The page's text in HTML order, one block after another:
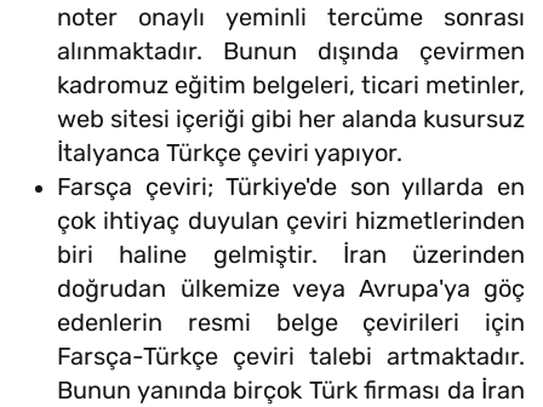
noter onaylı yeminli tercüme sonrası
alınmaktadır. Bunun dışında çevirmen
kadromuz eğitim belgeleri, ticari metinler,
web sitesi içeriği gibi her alanda kusursuz
İtalyanca Türkçe çeviri yapıyor.
Farsça çeviri; Türkiye'de son yıllarda en
çok ihtiyaç duyulan çeviri hizmetlerinden
biri haline gelmiştir. İran üzerinden
doğrudan ülkemize veya Avrupa'ya göç
edenlerin resmi belge çevirileri için
Farsça-Türkçe çeviri talebi artmaktadır.
Bunun yanında birçok Türk firması da İran